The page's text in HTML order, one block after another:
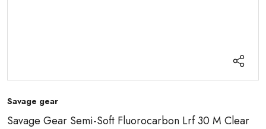
Savage gear
Savage Gear Semi-Soft Fluorocarbon Lrf 30 M Clear